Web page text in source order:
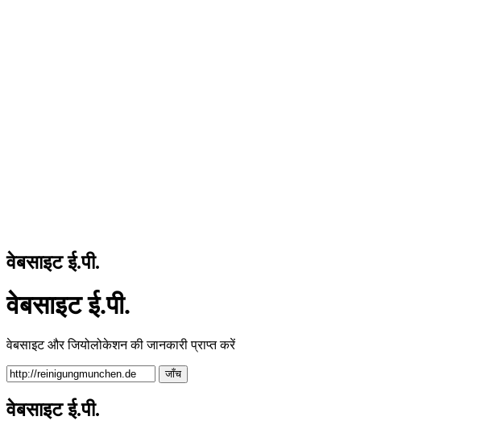
वेबसाइट ई.पी.
वेबसाइट ई.पी.
वेबसाइट और जियोलोकेशन की जानकारी प्राप्त करें
जाँच
वेबसाइट ई.पी.